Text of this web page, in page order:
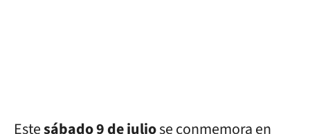
Estesábado 9 de juliose conmemora en